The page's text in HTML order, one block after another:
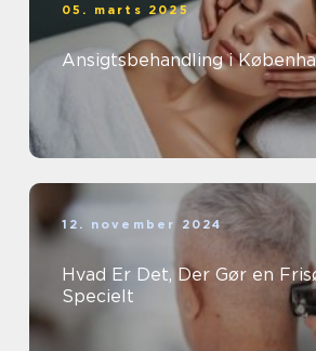
05. marts 2025
Ansigtsbehandling i
12. november 2024
Hvad Er Det, Der Gør en
Specielt